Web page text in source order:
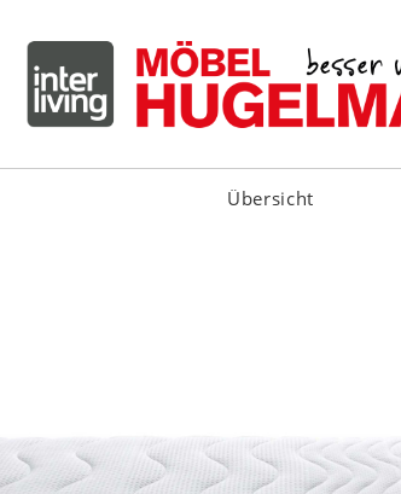
Übersicht